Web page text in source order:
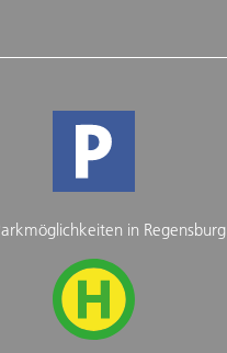
in Regensburg